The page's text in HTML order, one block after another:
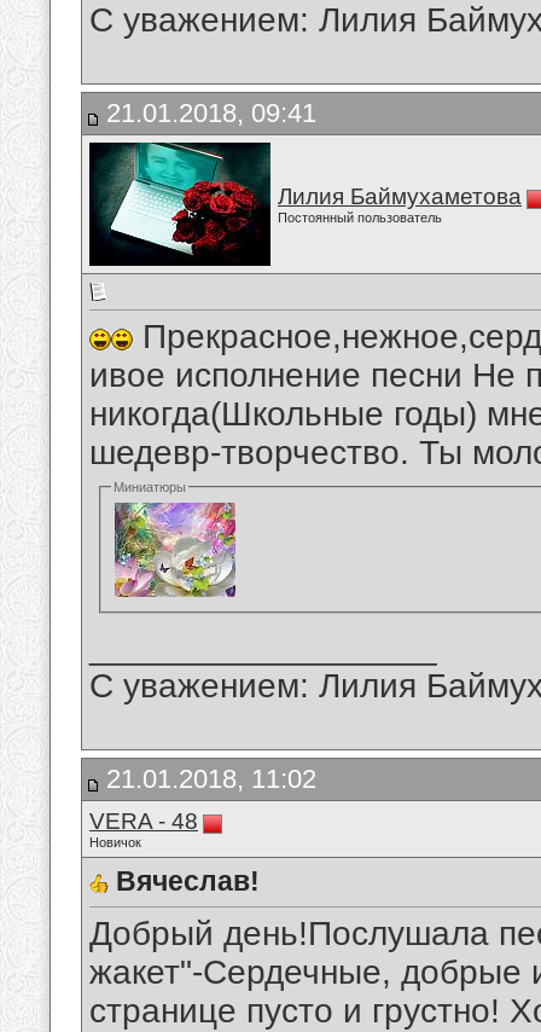
С уважением: Лилия
21.01.2018, 09:41
Лилия Баймухаметова
Постоянный пользователь
ивое исполнение песни Не
никогда(Школьные годы)
шедевр-творчество. Ты
Миниатюры
С уважением: Лилия
21.01.2018, 11:02
VERA - 48
Новичок
Вячеслав!
Добрый день!Послушала
жакет"-Сердечные, добрые
странице пусто и грустно!